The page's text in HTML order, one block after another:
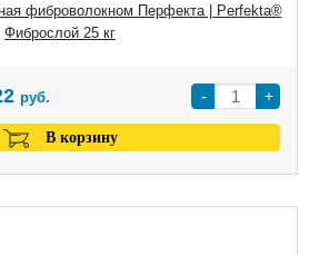
фиброволокном Перфекта | Perfekta®
Фиброслой 25 кг
- +
руб.
В корзину